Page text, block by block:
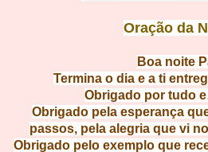
Oração da
Boa noite
Termina o dia e a ti
Obrigado por tudo
Obrigado pela esperança
passos, pela alegria que vi
Obrigado pelo exemplo que